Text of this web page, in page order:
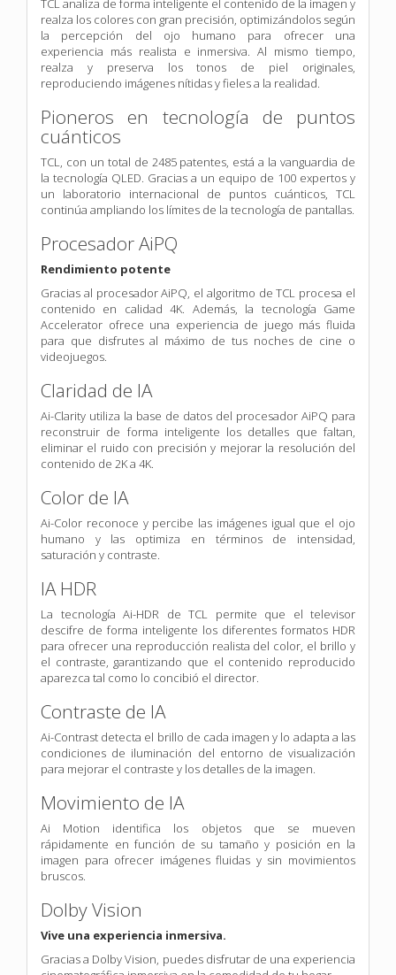
TCL analiza de forma inteligente el contenido de la imagen y
realza los colores con gran precisión, optimizándolos según
la percepción del ojo humano para ofrecer una
experiencia más realista e inmersiva. Al mismo tiempo,
realza y preserva los tonos de piel originales,
reproduciendo imágenes nítidas y fieles a la realidad.
Pioneros en tecnología de puntos
cuánticos
TCL, con un total de 2485 patentes, está a la vanguardia de
la tecnología QLED. Gracias a un equipo de 100 expertos y
un laboratorio internacional de puntos cuánticos, TCL
continúa ampliando los límites de la tecnología de pantallas.
Procesador AiPQ
Rendimiento potente
Gracias al procesador AiPQ, el algoritmo de TCL procesa el
contenido en calidad 4K. Además, la tecnología Game
Accelerator ofrece una experiencia de juego más fluida
para que disfrutes al máximo de tus noches de cine o
videojuegos.
Claridad de IA
Ai-Clarity utiliza la base de datos del procesador AiPQ para
reconstruir de forma inteligente los detalles que faltan,
eliminar el ruido con precisión y mejorar la resolución del
contenido de 2K a 4K.
Color de IA
Ai-Color reconoce y percibe las imágenes igual que el ojo
humano y las optimiza en términos de intensidad,
saturación y contraste.
IA HDR
La tecnología Ai-HDR de TCL permite que el televisor
descifre de forma inteligente los diferentes formatos HDR
para ofrecer una reproducción realista del color, el brillo y
el contraste, garantizando que el contenido reproducido
aparezca tal como lo concibió el director.
Contraste de IA
Ai-Contrast detecta el brillo de cada imagen y lo adapta a las
condiciones de iluminación del entorno de visualización
para mejorar el contraste y los detalles de la imagen.
Movimiento de IA
Ai Motion identifica los objetos que se mueven
rápidamente en función de su tamaño y posición en la
imagen para ofrecer imágenes fluidas y sin movimientos
bruscos.
Dolby Vision
Vive una experiencia inmersiva.
Gracias a Dolby Vision, puedes disfrutar de una experiencia